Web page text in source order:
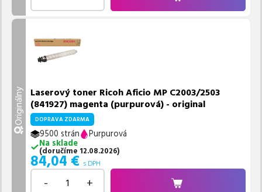
Originálny Laserový toner Ricoh Aficio MP C2003/2503
(841927) magenta (purpurová) - original
DOPRAVA ZDARMA
9500 strán
Purpurová
Na sklade
(doručíme 12.08.2026)
84,04 € s DPH
- +